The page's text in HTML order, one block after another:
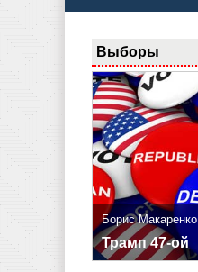
Выборы
Борис Макаренко
Трамп 47-ой